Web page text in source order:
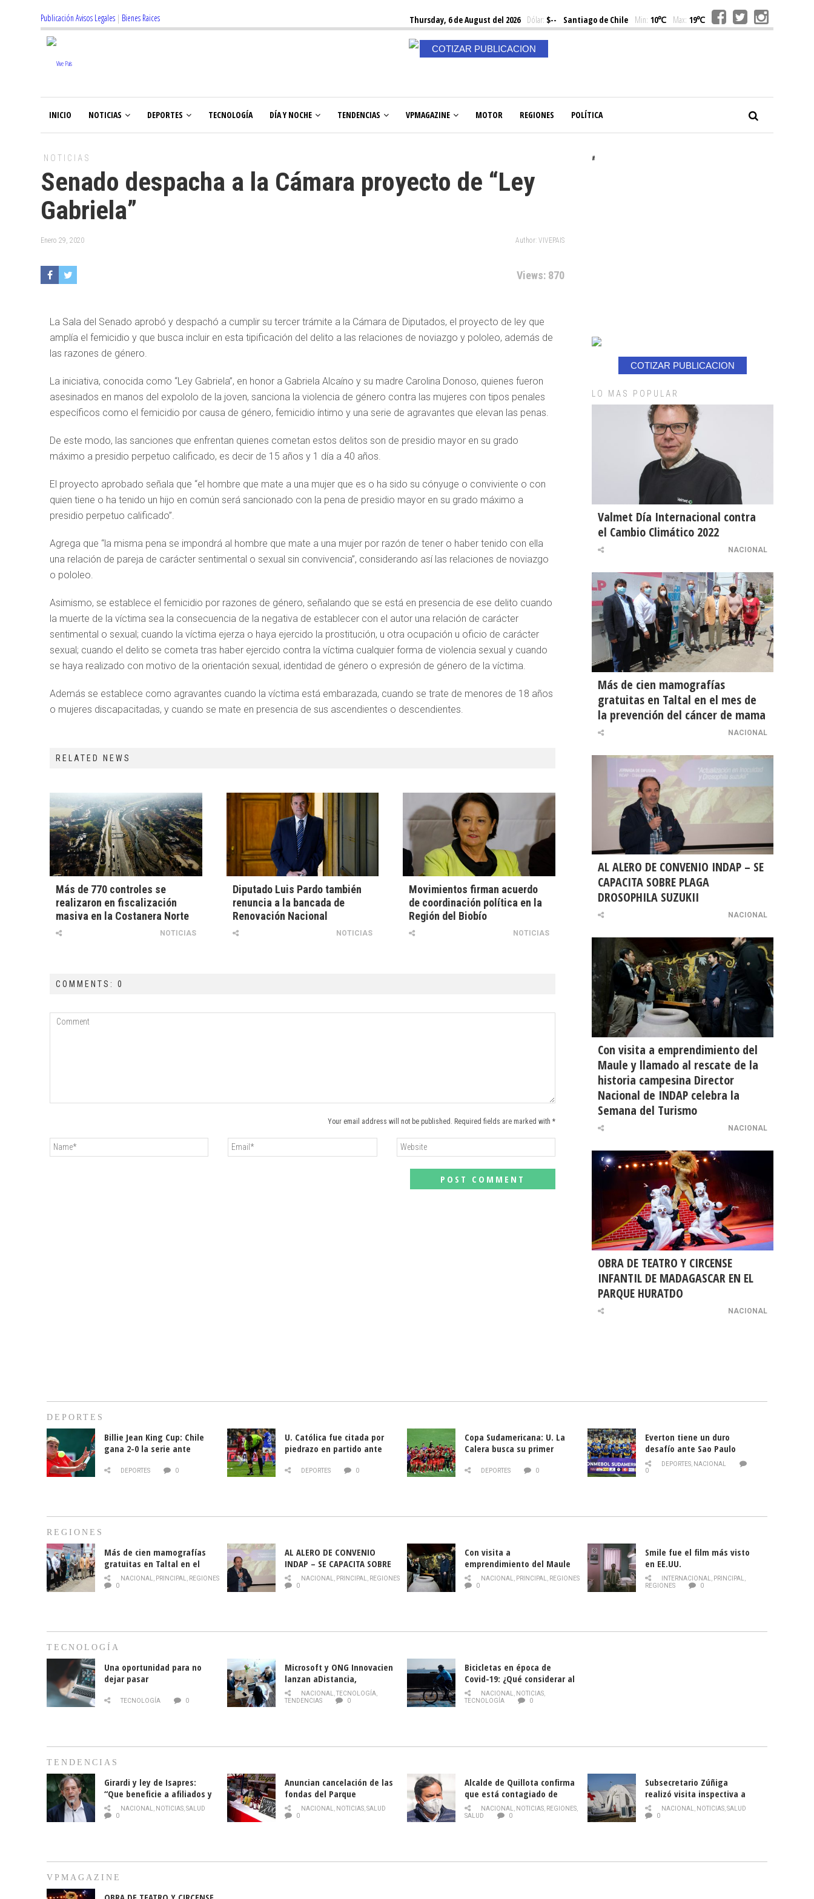
Publicación Avisos Legales | Bienes Raices Thursday, 6 de August del 2026Dólar: $-- Santiago de Chile Min: 10℃ Max: 19℃
COTIZAR PUBLICACION
INICIO NOTICIAS DEPORTES TECNOLOGÍA DÍA Y NOCHE TENDENCIAS VPMAGAZINE MOTOR REGIONES POLÍTICA
NOTICIAS
Senado despacha a la Cámara proyecto de “Ley
Gabriela”
Enero 29, 2020 Author: VIVEPAIS
Views: 870
La Sala del Senado aprobó y despachó a cumplir su tercer trámite a la Cámara de Diputados, el proyecto de ley que
amplía el femicidio y que busca incluir en esta tipificación del delito a las relaciones de noviazgo y pololeo, además de
las razones de género.
La iniciativa, conocida como “Ley Gabriela”, en honor a Gabriela Alcaíno y su madre Carolina Donoso, quienes fueron
asesinados en manos del expololo de la joven, sanciona la violencia de género contra las mujeres con tipos penales
específicos como el femicidio por causa de género, femicidio íntimo y una serie de agravantes que elevan las penas.
De este modo, las sanciones que enfrentan quienes cometan estos delitos son de presidio mayor en su grado
máximo a presidio perpetuo calificado, es decir de 15 años y 1 día a 40 años.
El proyecto aprobado señala que “el hombre que mate a una mujer que es o ha sido su cónyuge o conviviente o con
quien tiene o ha tenido un hijo en común será sancionado con la pena de presidio mayor en su grado máximo a
presidio perpetuo calificado”.
Agrega que “la misma pena se impondrá al hombre que mate a una mujer por razón de tener o haber tenido con ella
una relación de pareja de carácter sentimental o sexual sin convivencia”, considerando así las relaciones de noviazgo
o pololeo.
Asimismo, se establece el femicidio por razones de género, señalando que se está en presencia de ese delito cuando
la muerte de la víctima sea la consecuencia de la negativa de establecer con el autor una relación de carácter
sentimental o sexual; cuando la víctima ejerza o haya ejercido la prostitución, u otra ocupación u oficio de carácter
sexual; cuando el delito se cometa tras haber ejercido contra la víctima cualquier forma de violencia sexual y cuando
se haya realizado con motivo de la orientación sexual, identidad de género o expresión de género de la víctima.
Además se establece como agravantes cuando la víctima está embarazada, cuando se trate de menores de 18 años
o mujeres discapacitadas, y cuando se mate en presencia de sus ascendientes o descendientes.
RELATED NEWS
Más de 770 controles se
realizaron en fiscalización
masiva en la Costanera Norte
NOTICIAS
Diputado Luis Pardo también
renuncia a la bancada de
Renovación Nacional
NOTICIAS
Movimientos firman acuerdo
de coordinación política en la
Región del Biobío
NOTICIAS
COMMENTS: 0
Your email address will not be published. Required fields are marked with *
#
COTIZAR PUBLICACION
LO MAS POPULAR
Valmet Día Internacional contra
el Cambio Climático 2022
NACIONAL
Más de cien mamografías
gratuitas en Taltal en el mes de
la prevención del cáncer de mama
NACIONAL
AL ALERO DE CONVENIO INDAP – SE
CAPACITA SOBRE PLAGA
DROSOPHILA SUZUKII
NACIONAL
Con visita a emprendimiento del
Maule y llamado al rescate de la
historia campesina Director
Nacional de INDAP celebra la
Semana del Turismo
NACIONAL
OBRA DE TEATRO Y CIRCENSE
INFANTIL DE MADAGASCAR EN EL
PARQUE HURATDO
NACIONAL
DEPORTES
Billie Jean King Cup: Chile
gana 2-0 la serie ante
DEPORTES 0
U. Católica fue citada por
piedrazo en partido ante
DEPORTES 0
Copa Sudamericana: U. La
Calera busca su primer
DEPORTES 0
Everton tiene un duro
desafío ante Sao Paulo
DEPORTES, NACIONAL
0
REGIONES
Más de cien mamografías
gratuitas en Taltal en el
mes de la prevención del
cáncer de mama
NACIONAL PRINCIPAL
REGIONES
0
AL ALERO DE CONVENIO
INDAP – SE CAPACITA SOBRE
PLAGA DROSOPHILA SUZUKII
NACIONAL PRINCIPAL
REGIONES
0
Con visita a
emprendimiento del Maule
y llamado al rescate de la
historia campesina Director
NACIONAL PRINCIPAL
REGIONES
0
Smile fue el film más visto
en EE.UU.
INTERNACIONAL PRINCIPAL
REGIONES
0
TECNOLOGÍA
Una oportunidad para no
dejar pasar
TECNOLOGÍA 0
Microsoft y ONG Innovacien
lanzan aDistancia,
plataforma con cursos
gratuitos online sobre
NACIONAL TECNOLOGÍA,
TENDENCIAS
0
Bicicletas en época de
Covid-19: ¿Qué considerar al
momento de conducirlas?
NACIONAL NOTICIAS
TECNOLOGÍA
0
TENDENCIAS
Girardi y ley de Isapres:
“Que beneficie a afiliados y
no legalice el abuso”
NACIONAL NOTICIAS SALUD
0
Anuncian cancelación de las
fondas del Parque
O’Higgins debido al
coronavirus
NACIONAL NOTICIAS, SALUD
0
Alcalde de Quillota confirma
que está contagiado de
COVID-19
NACIONAL NOTICIAS REGIONES
SALUD
0
Subsecretario Zúñiga
realizó visita inspectiva a
Hospital Modular Sótero del
Río
NACIONAL NOTICIAS, SALUD
0
VPMAGAZINE